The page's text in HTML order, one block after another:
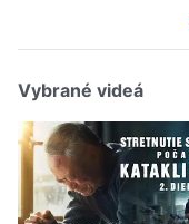
Vybrané videá